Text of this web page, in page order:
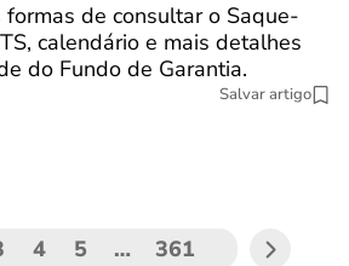
de consultar o Saque-
calendário e mais detalhes
do Fundo de Garantia.
Salvar artigo
4 5 … 361